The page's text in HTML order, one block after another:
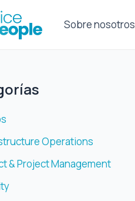
Sobre nosotros
Operations
& Project Management